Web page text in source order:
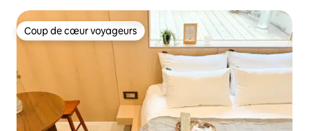
Coup de cœur voyageurs
Coup de cœur voyageurs